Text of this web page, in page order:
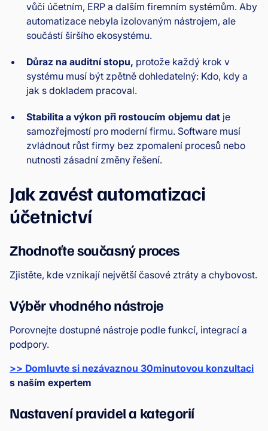
vůči účetním, ERP a dalším firemním systémům. Aby
automatizace nebyla izolovaným nástrojem, ale
součástí širšího ekosystému.
Důraz na auditní stopu, protože každý krok v
systému musí být zpětně dohledatelný: Kdo, kdy a
jak s dokladem pracoval.
Stabilita a výkon při rostoucím objemu dat je
samozřejmostí pro moderní firmu. Software musí
zvládnout růst firmy bez zpomalení procesů nebo
nutnosti zásadní změny řešení.
Jak zavést automatizaci
účetnictví
Zhodnoťte současný proces
Zjistěte, kde vznikají největší časové ztráty a chybovost.
Výběr vhodného nástroje
Porovnejte dostupné nástroje podle funkcí, integrací a
podpory.
>> Domluvte si nezávaznou 30minutovou konzultaci
s naším expertem
Nastavení pravidel a kategorií